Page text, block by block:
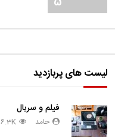
لیست های پربازدید
فیلم و سریال
حامد 6.3K